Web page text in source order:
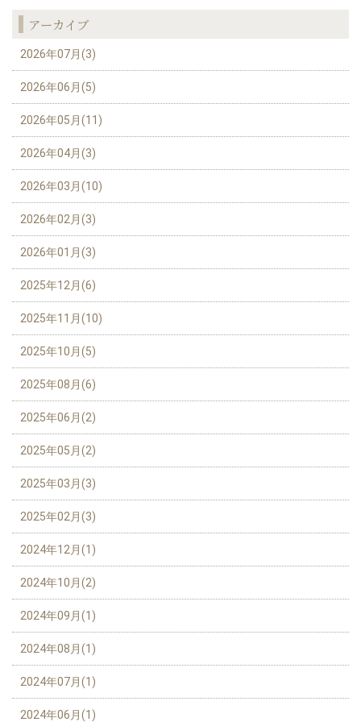
アーカイブ
2026年07月(3)
2026年06月(5)
2026年05月(11)
2026年04月(3)
2026年03月(10)
2026年02月(3)
2026年01月(3)
2025年12月(6)
2025年11月(10)
2025年10月(5)
2025年08月(6)
2025年06月(2)
2025年05月(2)
2025年03月(3)
2025年02月(3)
2024年12月(1)
2024年10月(2)
2024年09月(1)
2024年08月(1)
2024年07月(1)
2024年06月(1)